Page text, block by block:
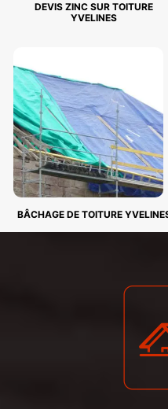
DEVIS ZINC SUR TOITURE
YVELINES
BÂCHAGE DE TOITURE